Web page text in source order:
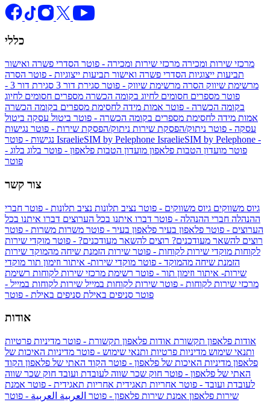
כללי
מרכזי שירות ומכירה מרכזי שירות ומכירה - פוטר הסדרי פשרה ואישור
תביעות ייצוגיות הסדרי פשרה ואישור תביעות ייצוגיות - פוטר הסרה
מרשימת שיווק הסרה מרשימת שיווק - פוטר סגירת דור 3
סגירת דור 3 -
פוטר מספרים חסומים לחיוג בקומה הכשרה מספרים חסומים לחיוג
בקומה הכשרה - פוטר אמות מידה לחסימת מספרים בקומה הכשרה
אמות מידה לחסימת מספרים בקומה הכשרה - פוטר ביטול עסקה ביטול
עסקה - פוטר ניתוק/הפסקת שירות ניתוק/הפסקת שירות - פוטר נגישות
IsraelieSIM by Pelephone IsraelieSIM by Pelephone -
פוטר מועדון הטבות פלאפון מועדון הטבות פלאפון - פוטר בלוג בלוג -
פוטר
צור קשר
גיוס משווקים גיוס משווקים - פוטר נציב תלונות נציב תלונות - פוטר חברי
ההנהלה חברי ההנהלה - פוטר דברו איתנו בכל הערוצים דברו איתנו בכל
הערוצים - פוטר פלאפון בעיר פלאפון בעיר - פוטר משרות משרות - פוטר
רוצים להשאר מעודכנים? רוצים להשאר מעודכנים? - פוטר מוקדי שירות
לקוחות מוקדי שירות לקוחות - פוטר שירות הזמנת שיחה מהמוקד שירות
הזמנת שיחה מהמוקד - פוטר מוקדי שירות- איתור וזימון תור מוקדי
שירות- איתור וזימון תור - פוטר רשימת מרכזי שירות לקוחות רשימת
מרכזי שירות לקוחות - פוטר שירות לקוחות במייל שירות לקוחות במייל -
פוטר סניפים באילת סניפים באילת - פוטר
אודות
אודות פלאפון תקשורת אודות פלאפון תקשורת - פוטר מדיניות פרטיות
ותנאי שימוש מדיניות פרטיות ותנאי שימוש - פוטר מדיניות האיכות של
פלאפון מדיניות האיכות של פלאפון - פוטר הקוד האתי של פלאפון הקוד
האתי של פלאפון - פוטר חוק שכר שווה לעובדת ועובד חוק שכר שווה
לעובדת ועובד - פוטר אחריות תאגידית אחריות תאגידית - פוטר אמנת
שירות פלאפון אמנת שירות פלאפון - פוטר العربية العربية - פוטר